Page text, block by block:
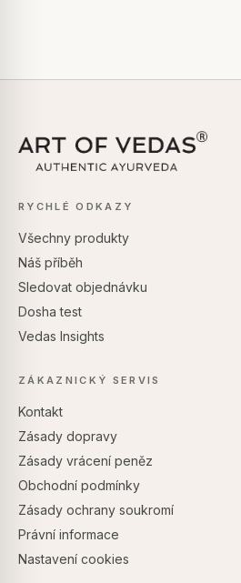
RYCHLÉ ODKAZY
Všechny produkty
Náš příběh
Sledovat objednávku
Dosha test
Vedas Insights
ZÁKAZNICKÝ SERVIS
Kontakt
Zásady dopravy
Zásady vrácení peněz
Obchodní podmínky
Zásady ochrany soukromí
Právní informace
Nastavení cookies